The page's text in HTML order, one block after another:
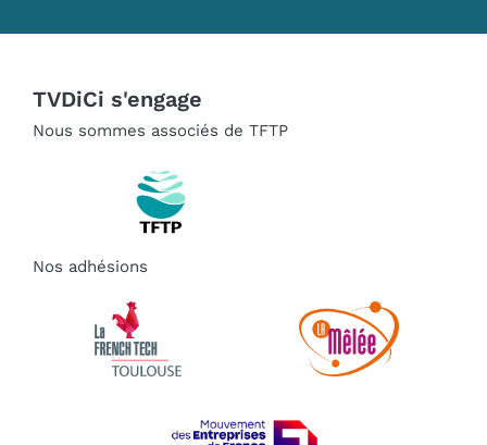
TVDiCi s'engage
Nous sommes associés de TFTP
Nos adhésions